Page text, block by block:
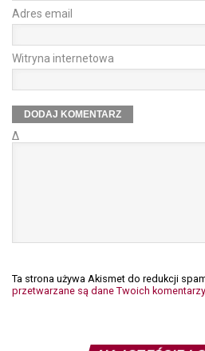
Adres email
Witryna internetowa
Δ
Ta strona używa Akismet do redukcji
przetwarzane są dane Twoich